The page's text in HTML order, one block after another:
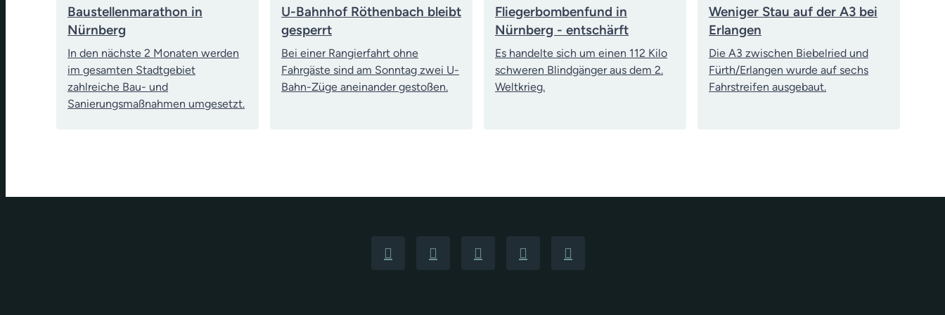
Baustellenmarathon in
Nürnberg
In den nächste 2 Monaten werden
im gesamten Stadtgebiet
zahlreiche Bau- und
Sanierungsmaßnahmen umgesetzt.
U-Bahnhof Röthenbach bleibt
gesperrt
Bei einer Rangierfahrt ohne
Fahrgäste sind am Sonntag zwei U-
Bahn-Züge aneinander gestoßen.
Fliegerbombenfund in
Nürnberg - entschärft
Es handelte sich um einen 112 Kilo
schweren Blindgänger aus dem 2.
Weltkrieg.
Weniger Stau auf der A3 bei
Erlangen
Die A3 zwischen Biebelried und
Fürth/Erlangen wurde auf sechs
Fahrstreifen ausgebaut.